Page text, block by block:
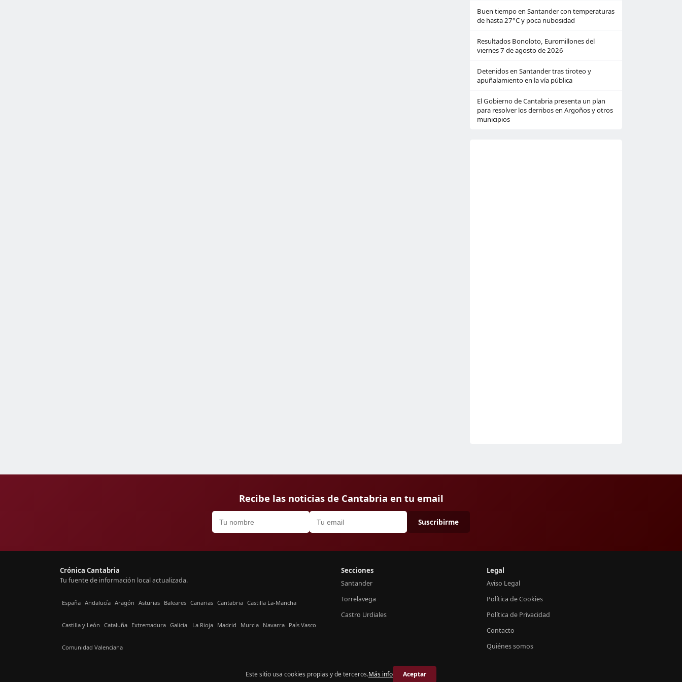
Buen tiempo en Santander con temperaturas
de hasta 27°C y poca nubosidad
Resultados Bonoloto, Euromillones del
viernes 7 de agosto de 2026
Detenidos en Santander tras tiroteo y
apuñalamiento en la vía pública
El Gobierno de Cantabria presenta un plan
para resolver los derribos en Argoños y otros
municipios
Recibe las noticias de Cantabria en tu email
Suscribirme
Crónica Cantabria
Tu fuente de información local actualizada.
España Andalucía Aragón Asturias Baleares Canarias Cantabria Castilla La-Mancha
Castilla y León Cataluña Extremadura Galicia La Rioja Madrid Murcia Navarra País Vasco
Comunidad Valenciana
Secciones
Santander
Torrelavega
Castro Urdiales
Legal
Aviso Legal
Política de Cookies
Política de Privacidad
Contacto
Quiénes somos
© 2026 Crónica Cantabria
Este sitio usa cookies propias y de terceros.Más info Aceptar